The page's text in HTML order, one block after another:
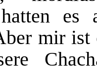
hatten
mir